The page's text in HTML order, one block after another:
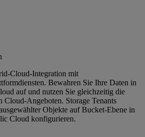
Cloud-Integration mit
Bewahren Sie Ihre Daten in
auf und nutzen Sie gleichzeitig die
Angeboten. Storage Tenants
Objekte auf Bucket-Ebene in
Cloud konfigurieren.